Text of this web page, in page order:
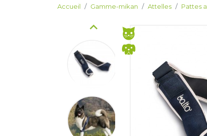
Accueil Gamme-mikan Attelles Pattes
